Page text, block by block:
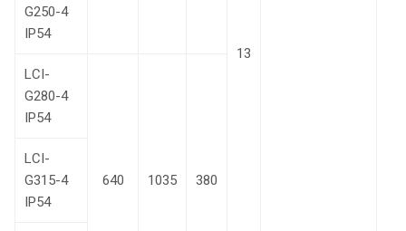
13
G250-4
IP54
LCI-
G280-4
IP54
640 1035 380
LCI-
G315-4
IP54